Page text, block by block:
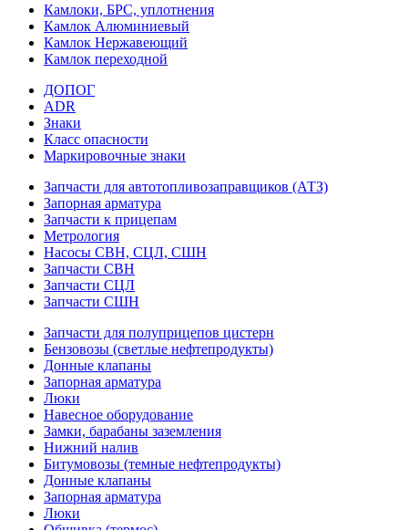
Камлоки, БРС, уплотнения
Камлок Алюминиевый
Камлок Нержавеющий
Камлок переходной
ДОПОГ
ADR
Знаки
Класс опасности
Маркировочные знаки
Запчасти для автотопливозаправщиков (АТЗ)
Запорная арматура
Запчасти к прицепам
Метрология
Насосы СВН, СЦЛ, СШН
Запчасти СВН
Запчасти СЦЛ
Запчасти СШН
Запчасти для полуприцепов цистерн
Бензовозы (светлые нефтепродукты)
Донные клапаны
Запорная арматура
Люки
Навесное оборудование
Замки, барабаны заземления
Нижний налив
Битумовозы (темные нефтепродукты)
Донные клапаны
Запорная арматура
Люки